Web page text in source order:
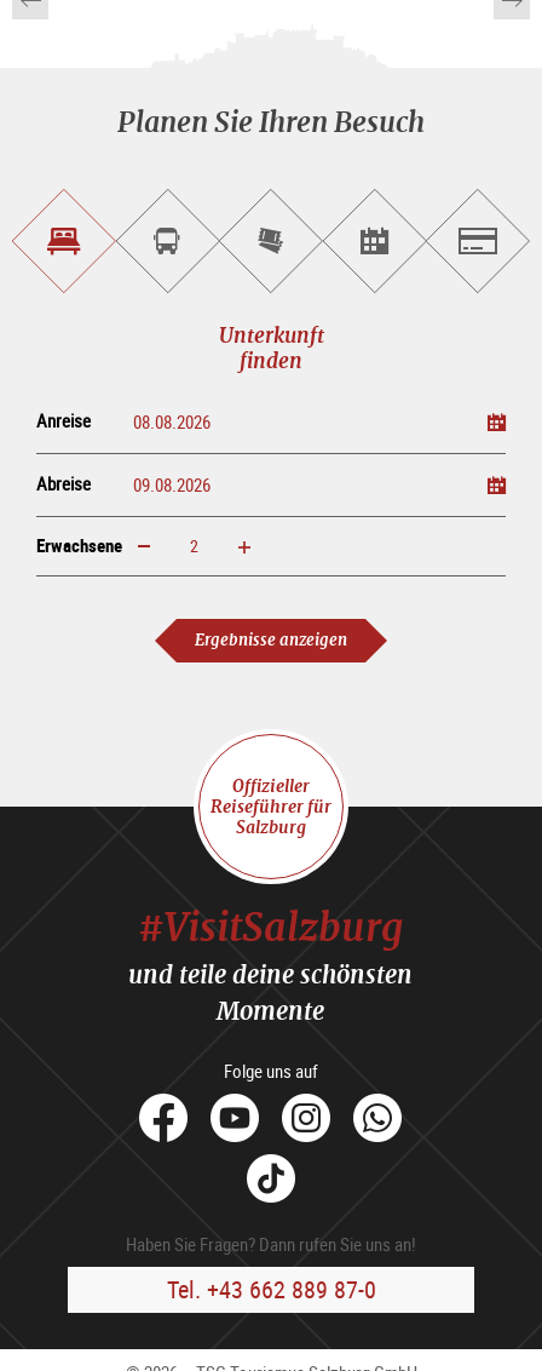
Planen Sie Ihren Besuch
Unterkunft<br>findenSightseeing<br>Tour
buchen
Tickets
online<br>kaufen
Events<br>finden
Unterkunft
finden
Anreise
Abreise
Erwachsene erhöhen verringern
Ergebnisse anzeigen
Offizieller
Reiseführer für
Salzburg
#VisitSalzburg
und teile deine schönsten
Momente
Folge uns auf
facebook
YoutubeInstagram
Tik
Tok
Haben Sie Fragen? Dann rufen Sie uns an!
Tel. +43 662 889 87-0